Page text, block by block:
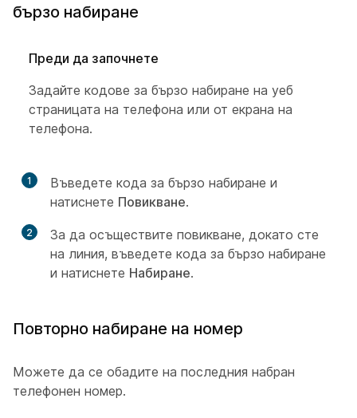
бързо набиране
Преди да започнете
Задайте кодове за бързо набиране на уеб
страницата на телефона или от екрана на
телефона.
1
Въведете кода за бързо набиране и
натиснете Повикване.
2
За да осъществите повикване, докато сте
на линия, въведете кода за бързо набиране
и натиснете Набиране.
Повторно набиране на номер
Можете да се обадите на последния набран
телефонен номер.